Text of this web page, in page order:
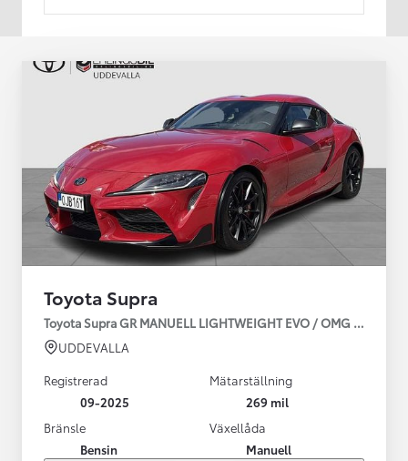
Toyota Supra
Toyota Supra GR MANUELL LIGHTWEIGHT EVO / OMG LEV!
UDDEVALLA
Registrerad
09-2025
Mätarställning
269 mil
Bränsle
Bensin
Växellåda
Manuell